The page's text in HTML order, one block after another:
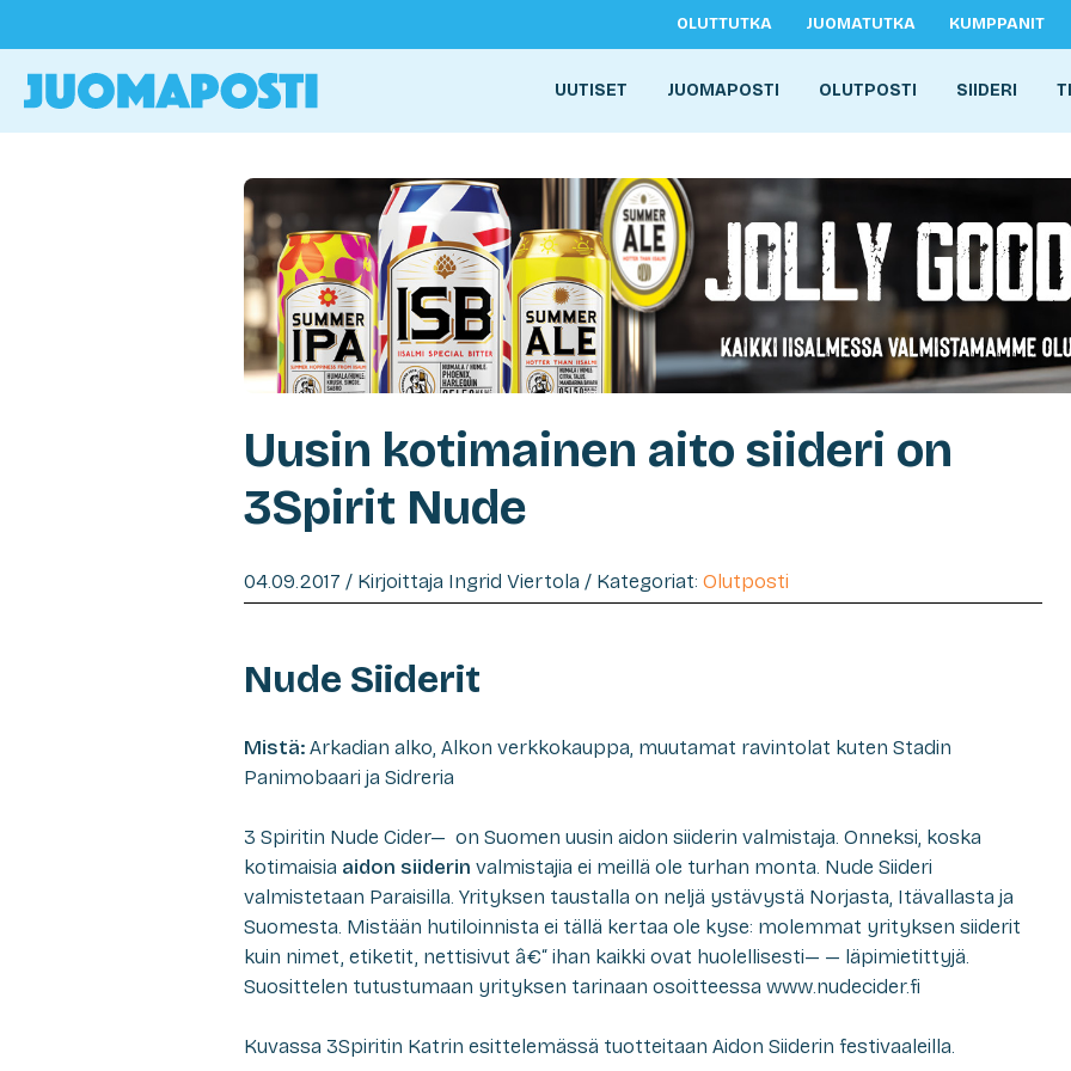
OLUTTUTKA JUOMATUTKA KUMPPANIT
UUTISET JUOMAPOSTI OLUTPOSTI SIIDERI
Uusin kotimainen aito siideri on
3Spirit Nude
04.09.2017 / Kirjoittaja Ingrid Viertola / Kategoriat: Olutposti
Nude Siiderit
Mistä:Arkadian alko, Alkon verkkokauppa, muutamat ravintolat kuten Stadin
Panimobaari ja Sidreria
3 Spiritin Nude Cider— on Suomen uusin aidon siiderin valmistaja. Onneksi, koska
kotimaisia aidon siiderin valmistajia ei meillä ole turhan monta. Nude Siideri
valmistetaan Paraisilla. Yrityksen taustalla on neljä ystävystä Norjasta, Itävallasta ja
Suomesta. Mistään hutiloinnista ei tällä kertaa ole kyse: molemmat yrityksen siiderit
kuin nimet, etiketit, nettisivut â€“ ihan kaikki ovat huolellisesti— — läpimietittyjä.
Suosittelen tutustumaan yrityksen tarinaan osoitteessa www.nudecider.fi
Kuvassa 3Spiritin Katrin esittelemässä tuotteitaan Aidon Siiderin festivaaleilla.